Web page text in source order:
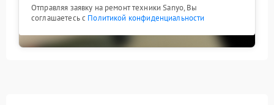
Отправляя заявку на ремонт техники Sanyo, Вы
соглашаетесь с Политикой конфиденциальности